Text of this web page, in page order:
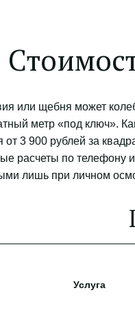
или щебня может
метр «под ключ».
3 900 рублей за
расчеты по
лишь при личном
Услуга